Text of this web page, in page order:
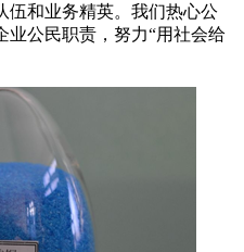
伍和业务精英。我们热心公
业公民职责，努力“用社会给